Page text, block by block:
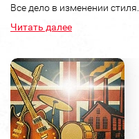
Все дело в изменении стиля.
Читать далее